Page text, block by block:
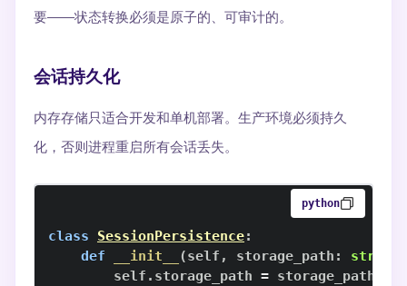
要——状态转换必须是原子的、可审计的。
会话持久化
内存存储只适合开发和单机部署。生产环境必须持久
化，否则进程重启所有会话丢失。
python
class SessionPersistence:
def
__init__ (self , storage_path : str
        self
. storage_path =